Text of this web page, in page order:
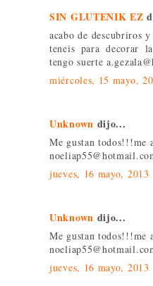
SIN GLUTENIK EZ
acabo de descubriros
teneis para decorar
tengo suerte
miércoles, 15 mayo,
Unknown dijo...
Me gustan todos!!!me
jueves, 16 mayo, 2013
Unknown dijo...
Me gustan todos!!!me
jueves, 16 mayo, 2013